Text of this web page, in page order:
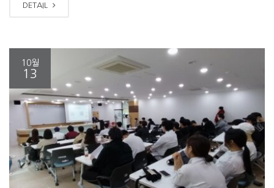
DETAIL
10월
13